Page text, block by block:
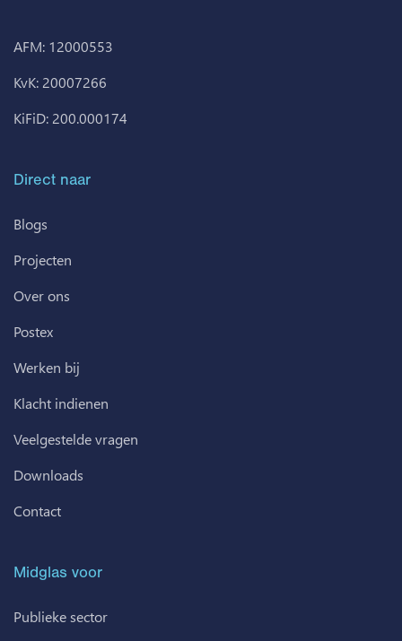
AFM: 12000553
KvK: 20007266
KiFiD: 200.000174
Direct naar
Blogs
Projecten
Over ons
Postex
Werken bij
Klacht indienen
Veelgestelde vragen
Downloads
Contact
Midglas voor
Publieke sector